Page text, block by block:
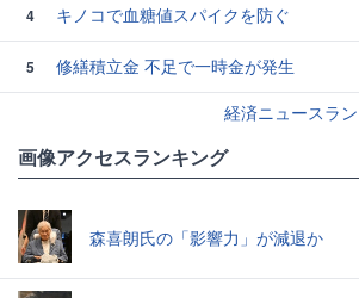
4 キノコで血糖値スパイクを防ぐ
5
修繕積立金 不足で一時金が発生
経済ニュースラ
画像アクセスランキング
森喜朗氏の「影響力」が減退か